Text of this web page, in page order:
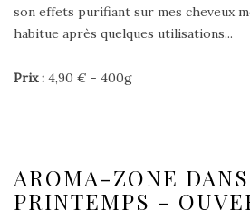
son effets purifiant sur mes cheveux
habitue après quelques utilisations...
Prix : 4,90 € - 400g
AROMA-ZONE
PRINTEMPS -